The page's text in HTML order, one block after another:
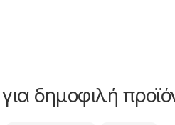
δημοφιλή